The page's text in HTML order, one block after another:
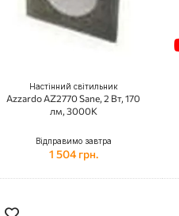
Настінний світильник
Azzardo AZ2770 Sane, 2 Вт, 170
лм, 3000K
Відправимо завтра
1 504 грн.